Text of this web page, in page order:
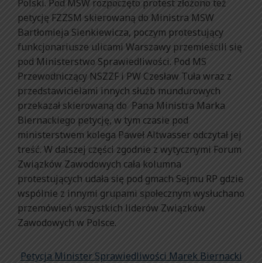
Polski. Pod MSW rozpoczęto protest złożono też
petycję FZZSM skierowaną do Ministra MSW
Bartłomieja Sienkiewicza, poczym protestujący
funkcjonariusze ulicami Warszawy przemieścili się
pod Ministerstwo Sprawiedliwości. Pod MS
Przewodniczący NSZZF i PW Czesław Tuła wraz z
przedstawicielami innych służb mundurowych
przekazał skierowaną do Pana Ministra Marka
Biernackiego petycję, w tym czasie pod
ministerstwem kolega Paweł Altwasser odczytał jej
treść. W dalszej części zgodnie z wytycznymi Forum
Związków Zawodowych cała kolumna
protestujących udała się pod gmach Sejmu RP gdzie
wspólnie z innymi grupami społecznym wysłuchano
przemówień wszystkich liderów Związków
Zawodowych w Polsce.
Petycja Minister Sprawiedliwości Marek Biernacki